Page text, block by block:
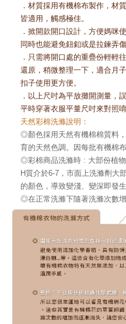
．材質採用有機棉布製作，材
皆適用，觸感極佳。
．掀開款開口設計，方便媽咪
同時也能避免鈕釦或是拉鍊弄
．只需將開口處的重疊份輕輕
還原，稍微整理一下，適合月
扣子使用更方便。
．以上尺吋為平放攤開測量，
平時穿著衣服平量尺吋來對照唷
天然彩棉洗滌說明：
◎顏色採用天然有機棉棉質料
育的天然色調。
因每批有機棉
◎彩棉商品洗滌時 : 大部份植
H質介於6-7， 市面上洗滌劑大
的顏色，導致變淺、變深即發
◎在正常洗滌下隨著洗滌次數